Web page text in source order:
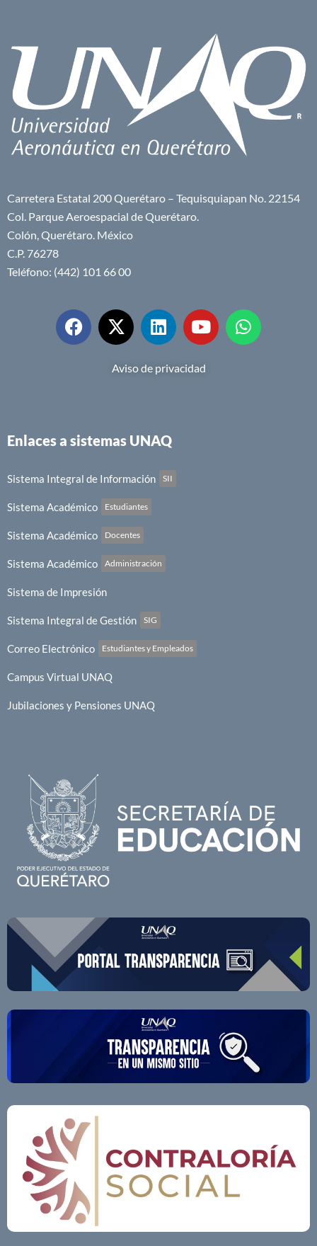
Carretera Estatal 200 Querétaro – Tequisquiapan No. 22154
Col. Parque Aeroespacial de Querétaro.
Colón, Querétaro. México
C.P. 76278
Teléfono: (442) 101 66 00
Aviso de privacidad
Enlaces a sistemas UNAQ
Sistema Integral de Información SII
Sistema Académico Estudiantes
Sistema Académico Docentes
Sistema Académico Administración
Sistema de Impresión
Sistema Integral de Gestión SIG
Correo Electrónico Estudiantes y Empleados
Campus Virtual UNAQ
Jubilaciones y Pensiones UNAQ